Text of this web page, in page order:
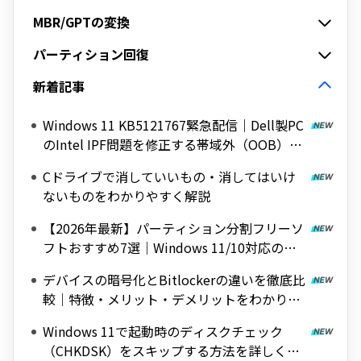
MBR/GPTの変換
パーティション回復
新着記事
Windows 11 KB5121767緊急配信｜Dell製PC
のIntel IPF問題を修正する帯域外（OOB）ア
Cドライブで消していいもの・消してはいけ
ないものをわかりやすく解説
【2026年最新】パーティション分割フリーソ
フトおすすめ7選｜Windows 11/10対応の無
デバイスの暗号化とBitlockerの違いを徹底比
較｜特徴・メリット・デメリットをわかりや
Windows 11で起動時のディスクチェック
（CHKDSK）をスキップする方法を詳しく解